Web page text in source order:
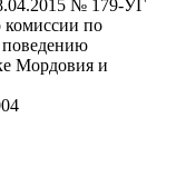
№ 179-УГ
по
Мордовия и